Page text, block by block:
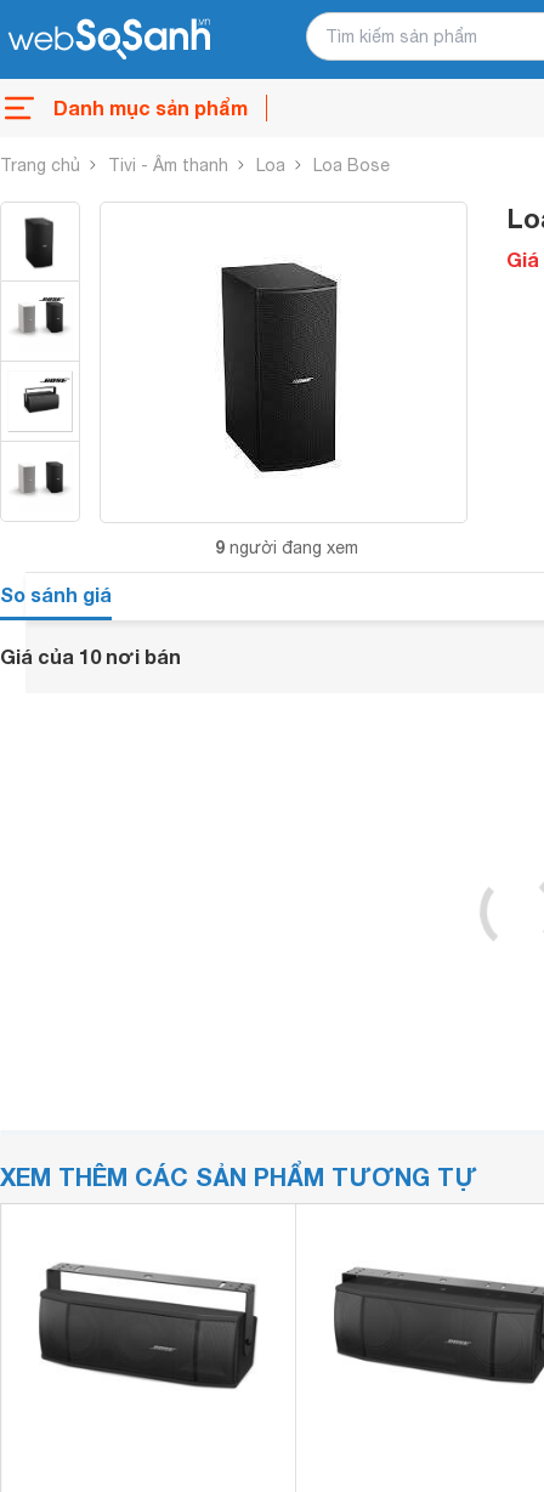
Danh mục sản phẩm
Trang chủ Tivi - Âm thanh Loa Loa Bose
9 người đang xem
Giá
So sánh giá
Giá của 10 nơi bán
XEM THÊM CÁC SẢN PHẨM TƯƠNG TỰ